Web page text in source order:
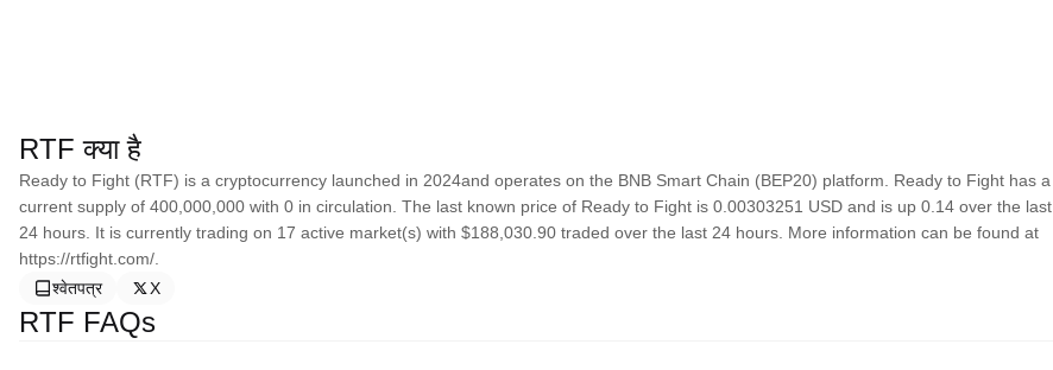
RTF क्या है
Ready to Fight (RTF) is a cryptocurrency launched in 2024and operates on the BNB Smart Chain (BEP20) platform. Ready to Fight has a
current supply of 400,000,000 with 0 in circulation. The last known price of Ready to Fight is 0.00303251 USD and is up 0.14 over the last
24 hours. It is currently trading on 17 active market(s) with $188,030.90 traded over the last 24 hours. More information can be found at
https://rtfight.com/.
श्वेतपत्र
X
RTF FAQs